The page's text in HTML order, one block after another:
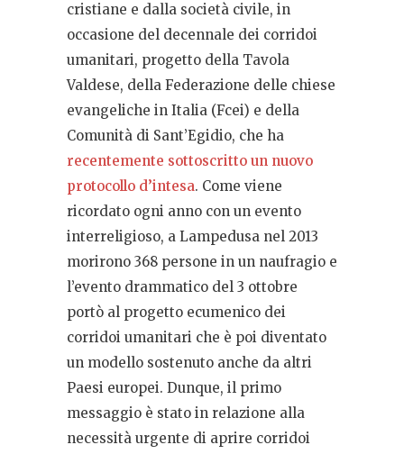
cristiane e dalla società civile, in
occasione del decennale dei corridoi
umanitari, progetto della Tavola
Valdese, della Federazione delle chiese
evangeliche in Italia (Fcei) e della
Comunità di Sant’Egidio, che ha
recentemente sottoscritto un nuovo
protocollo d’intesa. Come viene
ricordato ogni anno con un evento
interreligioso, a Lampedusa nel 2013
morirono 368 persone in un naufragio e
l’evento drammatico del 3 ottobre
portò al progetto ecumenico dei
corridoi umanitari che è poi diventato
un modello sostenuto anche da altri
Paesi europei. Dunque, il primo
messaggio è stato in relazione alla
necessità urgente di aprire corridoi